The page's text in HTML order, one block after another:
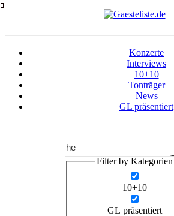
Konzerte
Interviews
10+10
Tonträger
News
GL präsentiert
Suche
Filter by Kategorien
10+10
GL präsentiert